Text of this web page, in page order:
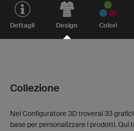
Dettagli Design Colori
Collezione
Nel Configuratore 3D troverai 33
base per personalizzare i prodotti. Qui